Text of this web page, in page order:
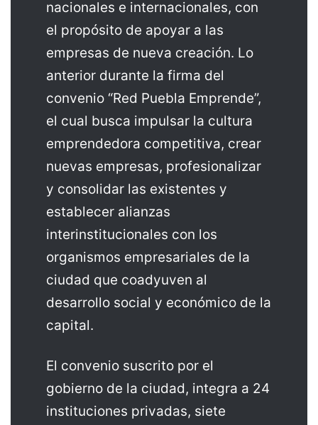
nacionales e internacionales, con
el propósito de apoyar a las
empresas de nueva creación. Lo
anterior durante la firma del
convenio “Red Puebla Emprende”,
el cual busca impulsar la cultura
emprendedora competitiva, crear
nuevas empresas, profesionalizar
y consolidar las existentes y
establecer alianzas
interinstitucionales con los
organismos empresariales de la
ciudad que coadyuven al
desarrollo social y económico de la
capital.
El convenio suscrito por el
gobierno de la ciudad, integra a 24
instituciones privadas, siete